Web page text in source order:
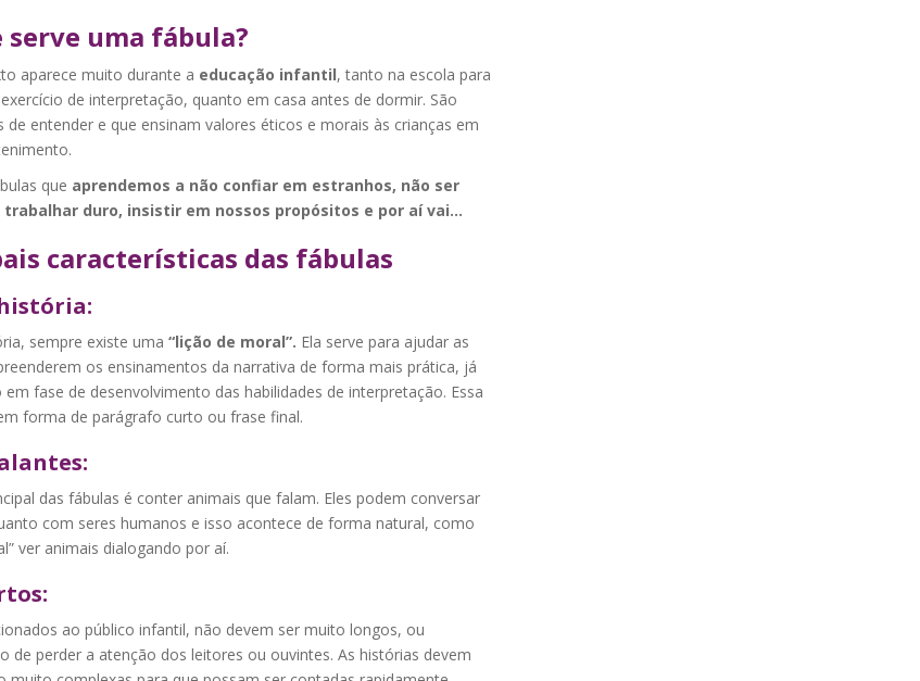
serve uma fábula?
aparece muito durante a educação infantil, tanto na escola para
de interpretação, quanto em casa antes de dormir. São
de entender e que ensinam valores éticos e morais às crianças em
que aprendemos a não confiar em estranhos, não ser
trabalhar duro, insistir em nossos propósitos e por aí vai…
características das fábulas
sempre existe uma “lição de moral”. Ela serve para ajudar as
os ensinamentos da narrativa de forma mais prática, já
em fase de desenvolvimento das habilidades de interpretação. Essa
forma de parágrafo curto ou frase final.
das fábulas é conter animais que falam. Eles podem conversar
com seres humanos e isso acontece de forma natural, como
ver animais dialogando por aí.
ao público infantil, não devem ser muito longos, ou
de perder a atenção dos leitores ou ouvintes. As histórias devem